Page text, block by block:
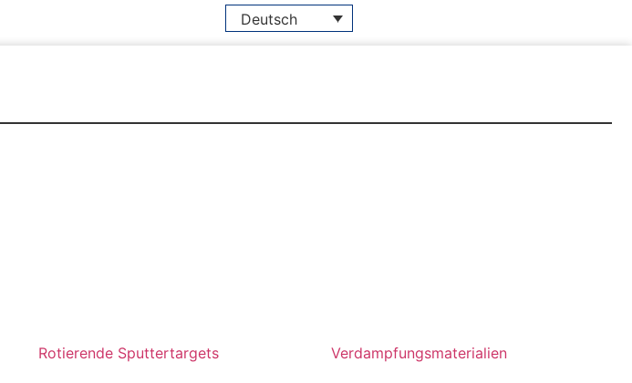
Deutsch
Rotierende Sputtertargets Verdampfungsmaterialien